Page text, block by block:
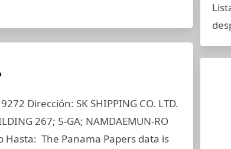
Dirección: SK SHIPPING CO. LTD.
267; 5-GA; NAMDAEMUN-RO
Hasta: The Panama Papers data is